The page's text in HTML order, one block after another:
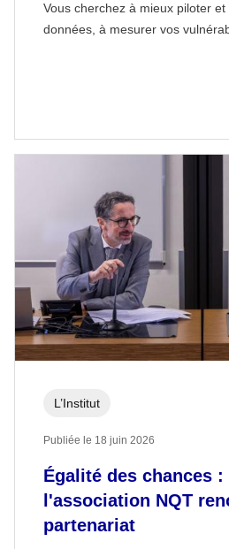
Vous cherchez à mieux piloter
données, à mesurer vos
Égalité des chances :
l'association NQT
partenariat
L’Institut
Publiée le 18 juin 2026